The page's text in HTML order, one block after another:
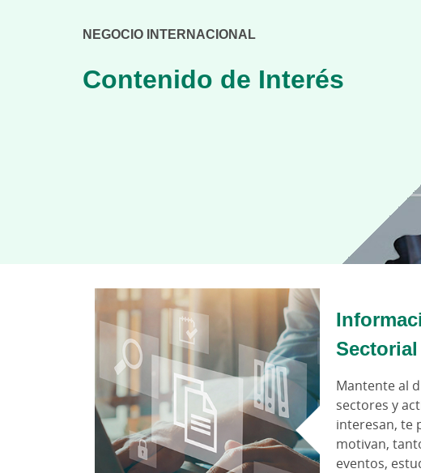
NEGOCIO INTERNACIONAL
Contenido de Interés
Sectorial
Mantente al
sectores y
interesan, te
motivan,
eventos,